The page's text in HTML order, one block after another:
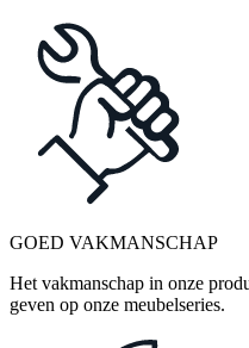
GOED VAKMANSCHAP
Het vakmanschap in onze
geven op onze meubelseries.